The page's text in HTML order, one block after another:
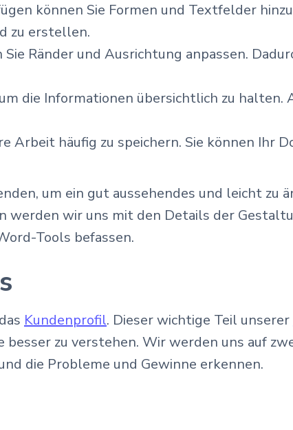
können Sie Formen und Textfelder
zu erstellen.
Ränder und Ausrichtung anpassen.
die Informationen übersichtlich zu halten.
Arbeit häufig zu speichern. Sie können Ihr
um ein gut aussehendes und leicht zu
werden wir uns mit den Details der
Tools befassen.
Kundenprofil. Dieser wichtige Teil unserer
zu verstehen. Wir werden uns auf
die Probleme und Gewinne erkennen.